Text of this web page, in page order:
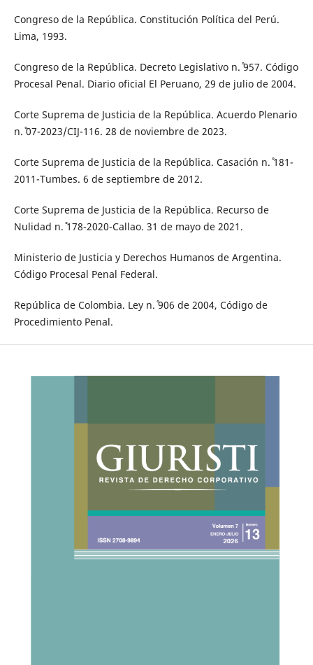
Congreso de la República. Constitución Política del Perú.
Lima, 1993.
Congreso de la República. Decreto Legislativo n.˚ 957. Código
Procesal Penal. Diario oficial El Peruano, 29 de julio de 2004.
Corte Suprema de Justicia de la República. Acuerdo Plenario
n.˚ 07-2023/CIJ-116. 28 de noviembre de 2023.
Corte Suprema de Justicia de la República. Casación n.˚ 181-
2011-Tumbes. 6 de septiembre de 2012.
Corte Suprema de Justicia de la República. Recurso de
Nulidad n.˚ 178-2020-Callao. 31 de mayo de 2021.
Ministerio de Justicia y Derechos Humanos de Argentina.
Código Procesal Penal Federal.
República de Colombia. Ley n.˚ 906 de 2004, Código de
Procedimiento Penal.